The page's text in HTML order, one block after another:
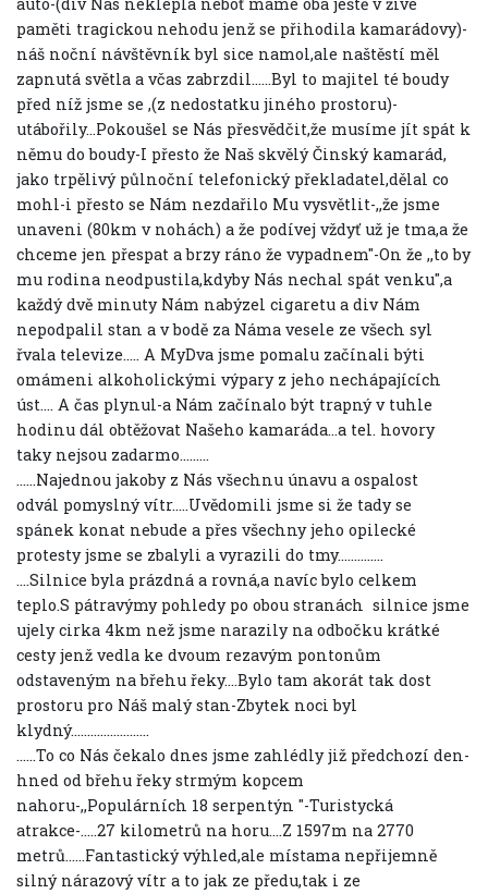
auto-(div Nás neklepla neboť máme oba ještě v živé
paměti tragickou nehodu jenž se přihodila kamarádovy)-
náš noční návštěvník byl sice namol,ale naštěstí měl
zapnutá světla a včas zabrzdil......Byl to majitel té boudy
před níž jsme se ,(z nedostatku jiného prostoru)-
utábořily...Pokoušel se Nás přesvědčit,že musíme jít spát k
němu do boudy-I přesto že Naš skvělý Činský kamarád,
jako trpělivý půlnoční telefonický překladatel,dělal co
mohl-i přesto se Nám nezdařilo Mu vysvětlit-,,že jsme
unaveni (80km v nohách) a že podívej vždyť už je tma,a že
chceme jen přespat a brzy ráno že vypadnem"-On že ,,to by
mu rodina neodpustila,kdyby Nás nechal spát venku",a
každý dvě minuty Nám nabýzel cigaretu a div Nám
nepodpalil stan a v bodě za Náma vesele ze všech syl
řvala televize..... A MyDva jsme pomalu začínali býti
omámeni alkoholickými výpary z jeho nechápajících
úst.... A čas plynul-a Nám začínalo být trapný v tuhle
hodinu dál obtěžovat Našeho kamaráda...a tel. hovory
taky nejsou zadarmo.........
......Najednou jakoby z Nás všechnu únavu a ospalost
odvál pomyslný vítr.....Uvědomili jsme si že tady se
spánek konat nebude a přes všechny jeho opilecké
protesty jsme se zbalyli a vyrazili do tmy..............
....Silnice byla prázdná a rovná,a navíc bylo celkem
teplo.S pátravýmy pohledy po obou stranách silnice jsme
ujely cirka 4km než jsme narazily na odbočku krátké
cesty jenž vedla ke dvoum rezavým pontonům
odstaveným na břehu řeky....Bylo tam akorát tak dost
prostoru pro Náš malý stan-Zbytek noci byl
klydný........................
......To co Nás čekalo dnes jsme zahlédly již předchozí den-
hned od břehu řeky strmým kopcem
nahoru-,,Populárních 18 serpentýn "-Turistycká
atrakce-.....27 kilometrů na horu....Z 1597m na 2770
metrů......Fantastický výhled,ale místama nepřijemně
silný nárazový vítr a to jak ze předu,tak i ze